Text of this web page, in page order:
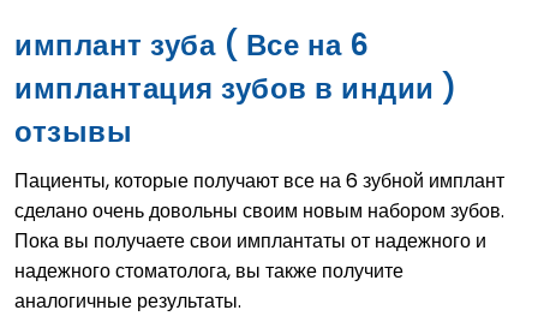
имплант зуба ( Все на 6
имплантация зубов в индии )
отзывы
Пациенты, которые получают все на 6 зубной имплант
сделано очень довольны своим новым набором зубов.
Пока вы получаете свои имплантаты от надежного и
надежного стоматолога, вы также получите
аналогичные результаты.